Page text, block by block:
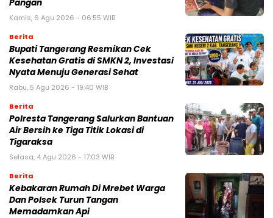
Pangan
Kamis, 6 Agu 2026 - 06:55 WIB
Berita
‎Bupati Tangerang Resmikan Cek
Kesehatan Gratis di SMKN 2, Investasi
Nyata Menuju Generasi Sehat
Rabu, 5 Agu 2026 - 19:40 WIB
Berita
Polresta Tangerang Salurkan Bantuan
Air Bersih ke Tiga Titik Lokasi di
Tigaraksa
Selasa, 4 Agu 2026 - 17:03 WIB
Berita
Kebakaran Rumah Di Mrebet Warga
Dan Polsek Turun Tangan
Memadamkan Api